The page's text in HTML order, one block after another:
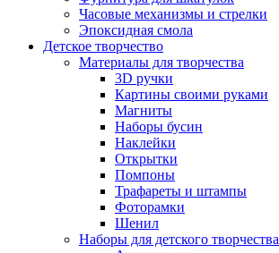
Часовые механизмы и стрелки
Эпоксидная смола
Детское творчество
Материалы для творчества
3D ручки
Картины своими руками
Магниты
Наборы бусин
Наклейки
Открытки
Помпоны
Трафареты и штампы
Фоторамки
Шенил
Наборы для детского творчества